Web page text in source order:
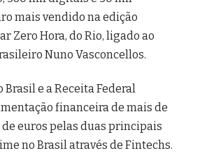
mais vendido na edição
Zero Hora, do Rio, ligado ao
Nuno Vasconcellos.
Brasil e a Receita Federal
financeira de mais de
euros pelas duas principais
no Brasil através de Fintechs.